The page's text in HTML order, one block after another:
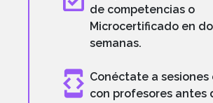
de competencias o
Microcertificado en
semanas.
Conéctate a sesiones
con profesores antes